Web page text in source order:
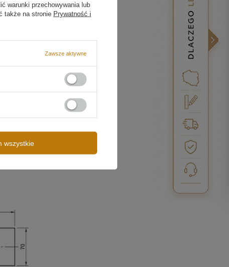
warunki przechowywania lub
także na stronie Prywatność i
Zawsze aktywne
wszystkie